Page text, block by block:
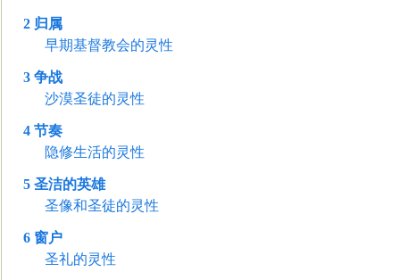
2 归属
早期基督教会的灵性
3 争战
沙漠圣徒的灵性
4 节奏
隐修生活的灵性
5 圣洁的英雄
圣像和圣徒的灵性
6 窗户
圣礼的灵性